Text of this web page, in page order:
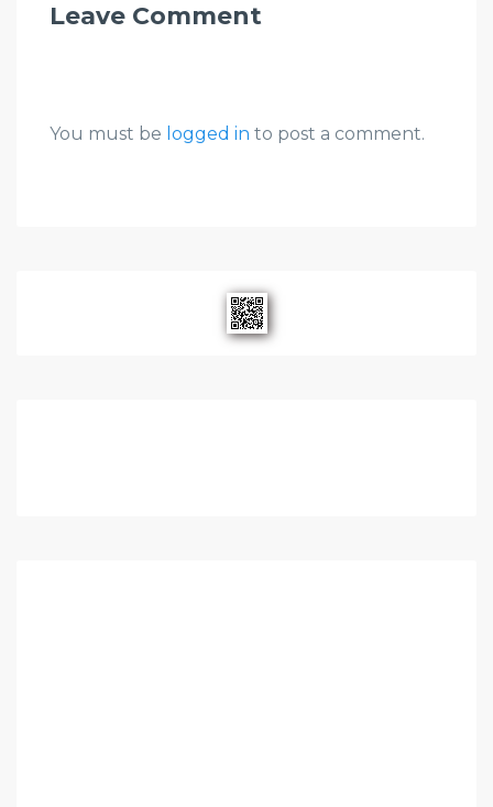
Leave Comment
You must be logged in to post a comment.